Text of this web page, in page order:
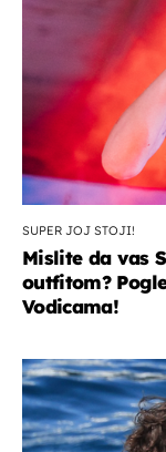
SUPER JOJ STOJI!
Mislite da vas
outfitom?
Vodicama!